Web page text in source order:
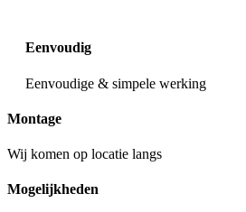
Eenvoudig
Eenvoudige & simpele werking
Montage
Wij komen op locatie langs
Mogelijkheden